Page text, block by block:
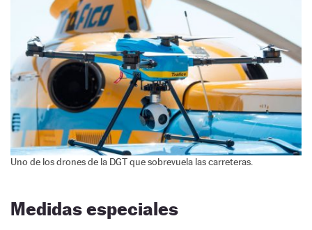
Uno de los drones de la DGT que sobrevuela las carreteras.
Medidas especiales